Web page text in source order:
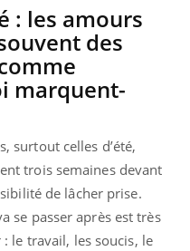
: les amours
des
marquent-
surtout celles d’été,
trois semaines devant
de lâcher prise.
se passer après est très
le travail, les soucis, le